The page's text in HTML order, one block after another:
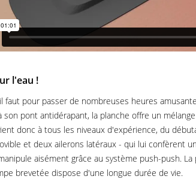
l'eau !
pour passer de nombreuses heures
pont antidérapant, la planche offre un
donc à tous les niveaux d'expérience, du
et deux ailerons latéraux - qui lui confèrent
aisément grâce au système push-push.
brevetée dispose d'une longue durée de vie.